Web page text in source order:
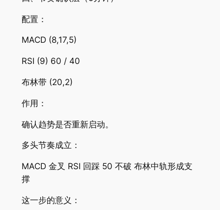
配置：
MACD (8,17,5)
RSI (9) 60 / 40
布林带 (20,2)
作用：
确认趋势是否重新启动。
多头节奏成立：
MACD 金叉 RSI 回踩 50 不破 布林中轨形成支
撑
这一步的意义：